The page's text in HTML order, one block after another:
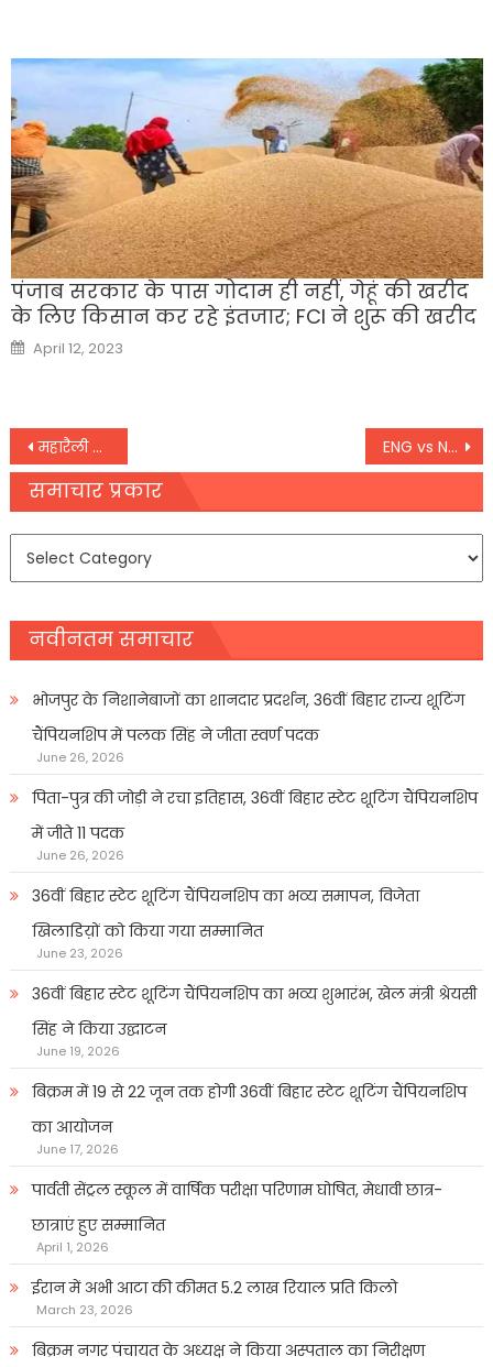
पंजाब सरकार के पास गोदाम ही नहीं, गेहूं की खरीद
के लिए किसान कर रहे इंतजार; FCI ने शुरू की खरीद
Posted
on
April 12, 2023
Post
navigation
महारैली में बोले तेजस्वी, जब-जब बिहार लड़ता है, तब-तब दिल्ली हिलता है ENG vs NZ 2nd Test: न्‍यूजीलैंड पर मंडराया फॉलोऑन का संकट, इंग्‍लैंड ने सात विकेट लेकर अपनी स्थिति की मजबूत
समाचार प्रकार
समाचार
नवीनतम समाचार
भोजपुर के निशानेबाजों का शानदार प्रदर्शन, 36वीं बिहार राज्य शूटिंग
चैंपियनशिप में पलक सिंह ने जीता स्वर्ण पदक
June 26, 2026
पिता-पुत्र की जोड़ी ने रचा इतिहास, 36वीं बिहार स्टेट शूटिंग चैंपियनशिप
में जीते 11 पदक
June 26, 2026
36वीं बिहार स्टेट शूटिंग चैंपियनशिप का भव्य समापन, विजेता
खिलाडिय़ों को किया गया सम्मानित
June 23, 2026
36वीं बिहार स्टेट शूटिंग चैंपियनशिप का भव्य शुभारंभ, खेल मंत्री श्रेयसी
सिंह ने किया उद्घाटन
June 19, 2026
बिक्रम में 19 से 22 जून तक होगी 36वीं बिहार स्टेट शूटिंग चैंपियनशिप
का आयोजन
June 17, 2026
पार्वती सेंट्रल स्कूल में वार्षिक परीक्षा परिणाम घोषित, मेधावी छात्र-
छात्राएं हुए सम्मानित
April 1, 2026
ईरान में अभी आटा की कीमत 5.2 लाख रियाल प्रति किलो
March 23, 2026
बिक्रम नगर पंचायत के अध्यक्ष ने किया अस्पताल का निरीक्षण